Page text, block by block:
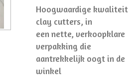
Hoogwaardige kwaliteit
clay cutters, in
een nette, verkoopklare
verpakking die
aantrekkelijk oogt in de
winkel